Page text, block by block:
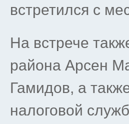
встретился с
На встрече
района Арсен
Гамидов, а
налоговой